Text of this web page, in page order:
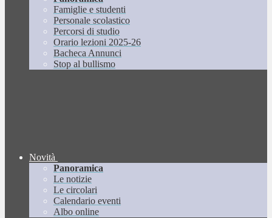
Famiglie e studenti
Personale scolastico
Percorsi di studio
Orario lezioni 2025-26
Bacheca Annunci
Stop al bullismo
Novità
Panoramica
Le notizie
Le circolari
Calendario eventi
Albo online